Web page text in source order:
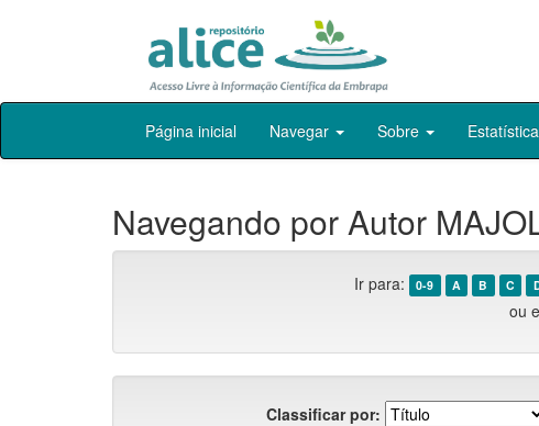
Skip
Página inicial Navegar Sobre
Navegando por Autor
Ir para: 0-9 A B C
ou
Classificar por: